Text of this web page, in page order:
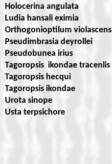
Holocerina angulata
Ludia hansali eximia
Orthogonioptilum violascens
Pseudimbrasia deyrollei
Pseudobunea irius
Tagoropsis ikondae tracenlis
Tagoropsis hecqui
Tagoropsis ikondae
Urota sinope
Usta terpsichore